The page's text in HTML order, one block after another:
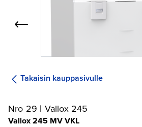
Takaisin kauppasivulle
Nro 29 | Vallox 245
Vallox 245 MV VKL